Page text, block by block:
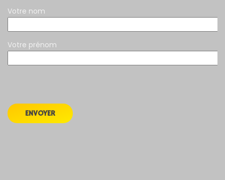
Votre nom
Votre prénom